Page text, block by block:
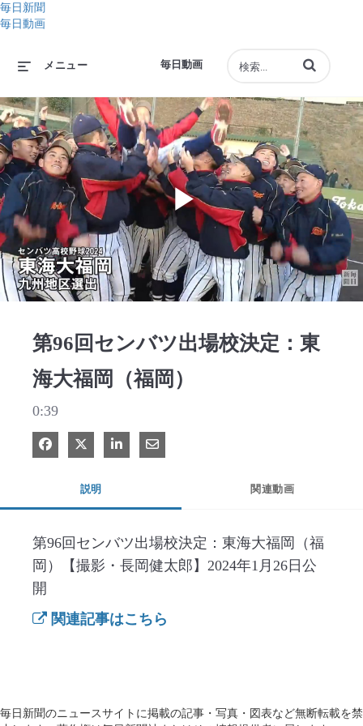
毎日新聞
毎日動画
毎日動画
メニュー 動画の検索語句
Play
第96回センバツ出場校決定：東
海大福岡（福岡）
0:39
Facebook で共有
Xで共有する
LinkedIn で共有
電子メールで共有
説明 関連動画
第96回センバツ出場校決定：東海大福岡（福
岡）【撮影・長岡健太郎】2024年1月26日公
開
関連記事はこちら
毎日新聞のニュースサイトに掲載の記事・写真・図表など無断転載を禁